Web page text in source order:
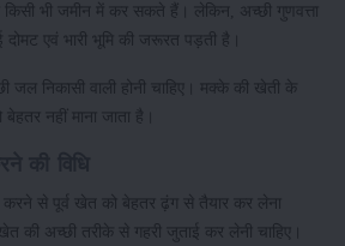
भी जमीन में कर सकते हैं। लेकिन, अच्छी गुणवत्ता
दोमट एवं भारी भूमि की जरूरत पड़ती है।
जल निकासी वाली होनी चाहिए। मक्के की खेती के
बेहतर नहीं माना जाता है।
से पूर्व खेत को बेहतर ढ़ंग से तैयार कर लेना
की अच्छी तरीके से गहरी जुताई कर लेनी चाहिए।